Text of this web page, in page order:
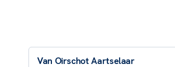
Van Oirschot Aartselaar